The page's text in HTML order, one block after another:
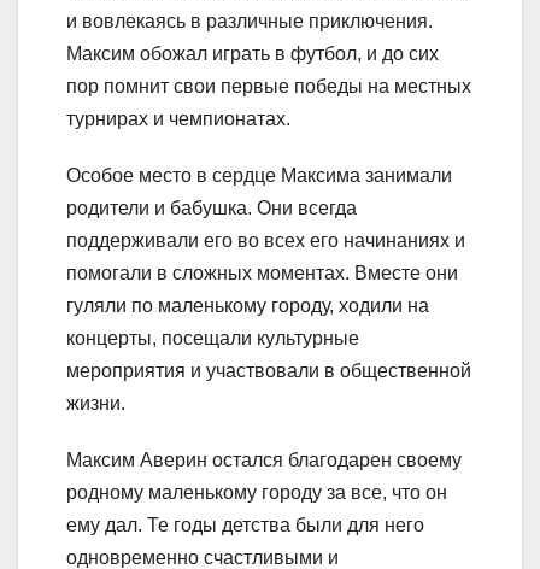
и вовлекаясь в различные приключения.
Максим обожал играть в футбол, и до сих
пор помнит свои первые победы на местных
турнирах и чемпионатах.
Особое место в сердце Максима занимали
родители и бабушка. Они всегда
поддерживали его во всех его начинаниях и
помогали в сложных моментах. Вместе они
гуляли по маленькому городу, ходили на
концерты, посещали культурные
мероприятия и участвовали в общественной
жизни.
Максим Аверин остался благодарен своему
родному маленькому городу за все, что он
ему дал. Те годы детства были для него
одновременно счастливыми и